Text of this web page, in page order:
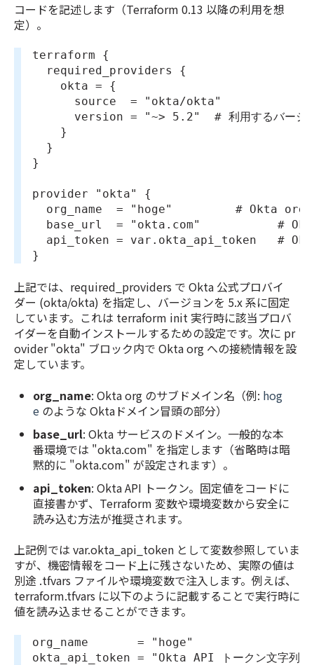
コードを記述します（Terraform 0.13 以降の利用を想
定）。
terraform {
  required_providers {
    okta = {
      source  = "okta/okta"
version = "~> 5.2"  # 利用するバージョ
    }
  }
}
provider "okta" {
org_name  = "hoge"         # Okta org
base_url  = "okta.com"           # Okta
api_token = var.okta_api_token   #
}
上記では、required_providers で Okta 公式プロバイ
ダー (okta/okta) を指定し、バージョンを 5.x 系に固定
しています。これは terraform init 実行時に該当プロバ
イダーを自動インストールするための設定です。次に pr
ovider "okta" ブロック内で Okta org への接続情報を設
定しています。
org_name: Okta org のサブドメイン名（例: hog
e のような Oktaドメイン冒頭の部分）
base_url: Okta サービスのドメイン。一般的な本
番環境では "okta.com" を指定します（省略時は暗
黙的に "okta.com" が設定されます）。
api_token: Okta API トークン。固定値をコードに
直接書かず、Terraform 変数や環境変数から安全に
読み込む方法が推奨されます。
上記例では var.okta_api_token として変数参照していま
すが、機密情報をコード上に残さないため、実際の値は
別途 .tfvars ファイルや環境変数で注入します。例えば、
terraform.tfvars に以下のように記載することで実行時に
値を読み込ませることができます。
org_name       = "hoge"
okta_api_token = "Okta API トークン文字列"